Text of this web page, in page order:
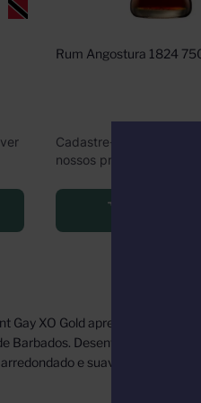
Rum Angostura 1824
Cadastre-se ou faça
nossos preços
Gay XO Gold apresenta
Barbados. Desenvolvido no
e suave, além de